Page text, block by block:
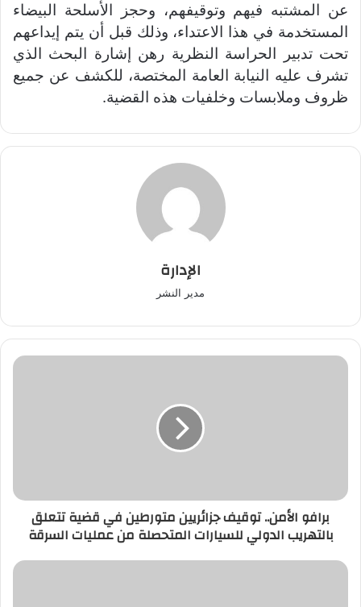
عن المشتبه فيهم وتوقيفهم، وحجز الأسلحة البيضاء
المستخدمة في هذا الاعتداء، وذلك قبل أن يتم إيداعهم
تحت تدبير الحراسة النظرية رهن إشارة البحث الذي
تشرف عليه النيابة العامة المختصة، للكشف عن جميع
ظروف وملابسات وخلفيات هذه القضية.
الإدارة
مدير النشر
برافو
بالتهريب
الدولي
للسيارات
من
برافو الأمن.. توقيف جزائريين متورطين في قضية تتعلق
بالتهريب الدولي للسيارات المتحصلة من عمليات السرقة
كورونا